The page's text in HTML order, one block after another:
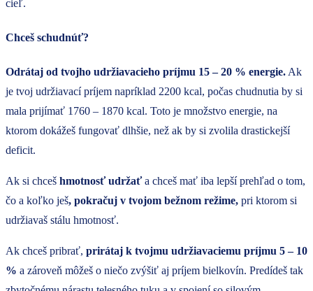
cieľ.
Chceš schudnúť?
Odrátaj od tvojho udržiavacieho príjmu 15 – 20 % energie. Ak
je tvoj udržiavací príjem napríklad 2200 kcal, počas chudnutia by si
mala prijímať 1760 – 1870 kcal. Toto je množstvo energie, na
ktorom dokážeš fungovať dlhšie, než ak by si zvolila drastickejší
deficit.
Ak si chceš hmotnosť udržaťa chceš mať iba lepší prehľad o tom,
čo a koľko ješ, pokračuj v tvojom bežnom režime, pri ktorom si
udržiavaš stálu hmotnosť.
Ak chceš pribrať, prirátaj k tvojmu udržiavaciemu príjmu 5 – 10
% a zároveň môžeš o niečo zvýšiť aj príjem bielkovín. Predídeš tak